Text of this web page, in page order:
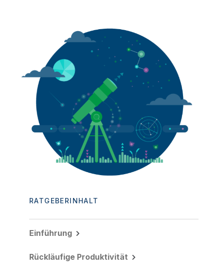
RATGEBERINHALT
Einführung
Rückläufige Produktivität